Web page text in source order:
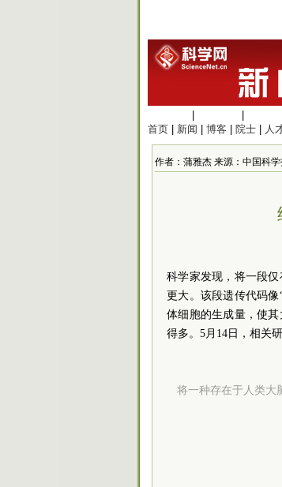
首页
新闻 博客 院士 人
作者：蒲雅杰 来源：中国科学
科学家发现，将一段
更大。该段遗传代码
体细胞的生成量，使
得多。5月14日，相关
将一种存在于人类大